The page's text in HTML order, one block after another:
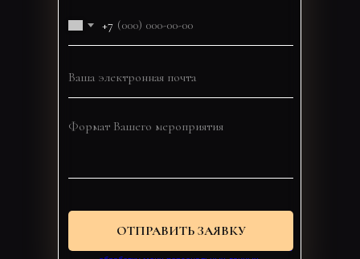
+7
ОТПРАВИТЬ ЗАЯВКУ